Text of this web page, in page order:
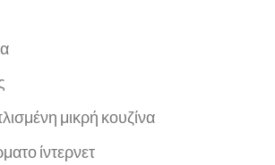
μικρή κουζίνα
ίντερνετ